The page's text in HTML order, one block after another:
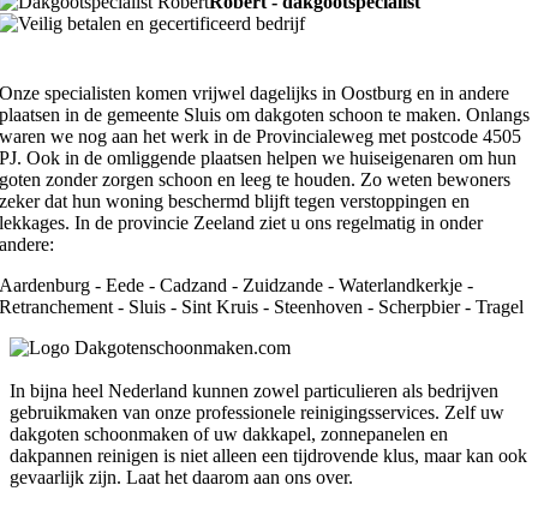
Onze specialisten komen vrijwel dagelijks in Oostburg en in andere
plaatsen in de gemeente Sluis om dakgoten schoon te maken. Onlangs
waren we nog aan het werk in de Provincialeweg met postcode 4505
PJ. Ook in de omliggende plaatsen helpen we huiseigenaren om hun
goten zonder zorgen schoon en leeg te houden. Zo weten bewoners
zeker dat hun woning beschermd blijft tegen verstoppingen en
lekkages. In de provincie Zeeland ziet u ons regelmatig in onder
andere:
Aardenburg - Eede - Cadzand - Zuidzande - Waterlandkerkje -
Retranchement - Sluis - Sint Kruis - Steenhoven - Scherpbier - Tragel
In bijna heel Nederland kunnen zowel particulieren als bedrijven
gebruikmaken van onze professionele reinigingsservices. Zelf uw
dakgoten schoonmaken of uw dakkapel, zonnepanelen en
dakpannen reinigen is niet alleen een tijdrovende klus, maar kan ook
gevaarlijk zijn. Laat het daarom aan ons over.